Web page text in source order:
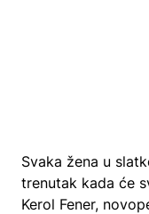
Svaka žena u
trenutak kada će
Kerol Fener,